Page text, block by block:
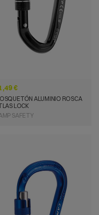
VISTA RÁPIDA
€
ALUMINIO ROSCA
LOCK
SAFETY
VISTA RÁPIDA